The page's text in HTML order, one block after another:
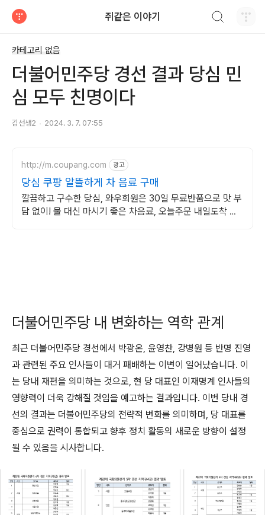
쥐같은 이야기
카테고리 없음
더불어민주당 경선 결과 당심 민
심 모두 친명이다
김선생2 2024. 3. 7. 07:55
http://m.coupang.com 광고
당심 쿠팡 알뜰하게 차 음료 구매
깔끔하고 구수한 당심, 와우회원은 30일 무료반품으로 맛 부
담 없이! 물 대신 마시기 좋은 차음료, 오늘주문 내일도착 로
더불어민주당 내 변화하는 역학 관계
최근 더불어민주당 경선에서 박광온, 윤영찬, 강병원 등 반명 진영
과 관련된 주요 인사들이 대거 패배하는 이변이 일어났습니다. 이
는 당내 재편을 의미하는 것으로, 현 당 대표인 이재명계 인사들의
영향력이 더욱 강해질 것임을 예고하는 결과입니다. 이번 당내 경
선의 결과는 더불어민주당의 전략적 변화를 의미하며, 당 대표를
중심으로 권력이 통합되고 향후 정치 활동의 새로운 방향이 설정
될 수 있음을 시사합니다.